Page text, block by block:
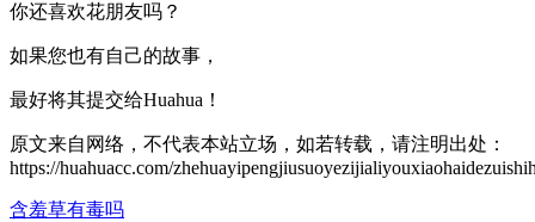
你还喜欢花朋友吗？
如果您也有自己的故事，
最好将其提交给Huahua！
原文来自网络，不代表本站立场，如若转载，请注明出处：
https://huahuacc.com/
含羞草有毒吗